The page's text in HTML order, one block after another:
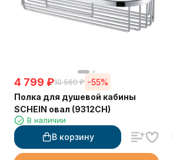
4 799 ₽10 560 ₽ -55%
Полка для душевой кабины
SCHEIN овал (9312CH)
В наличии
В корзину